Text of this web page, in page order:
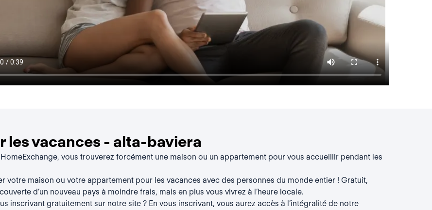
les vacances - alta-baviera
vous trouverez forcément une maison ou un appartement pour vous accueillir pendant les
votre maison ou votre appartement pour les vacances avec des personnes du monde entier ! Gratuit,
d’un nouveau pays à moindre frais, mais en plus vous vivrez à l’heure locale.
inscrivant gratuitement sur notre site ? En vous inscrivant, vous aurez accès à l’intégralité de notre